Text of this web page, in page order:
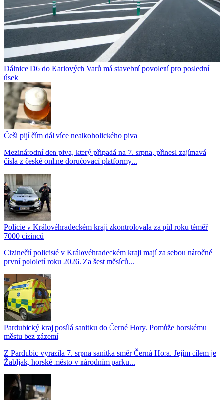
Dálnice D6 do Karlových Varů má stavební povolení pro poslední
úsek
Češi pijí čím dál více nealkoholického piva
Mezinárodní den piva, který připadá na 7. srpna, přinesl zajímavá
čísla z české online doručovací platformy...
Policie v Královéhradeckém kraji zkontrolovala za půl roku téměř
7000 cizinců
Cizinečtí policisté v Královéhradeckém kraji mají za sebou náročné
první pololetí roku 2026. Za šest měsíců...
Pardubický kraj posílá sanitku do Černé Hory. Pomůže horskému
městu bez zázemí
Z Pardubic vyrazila 7. srpna sanitka směr Černá Hora. Jejím cílem je
Žabljak, horské město v národním parku...